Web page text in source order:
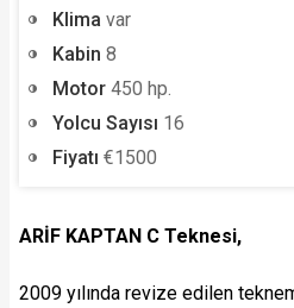
Klima var
Kabin 8
Motor 450 hp.
Yolcu Sayısı 16
Fiyatı €1500
ARİF KAPTAN C Teknesi,
2009 yılında revize edilen